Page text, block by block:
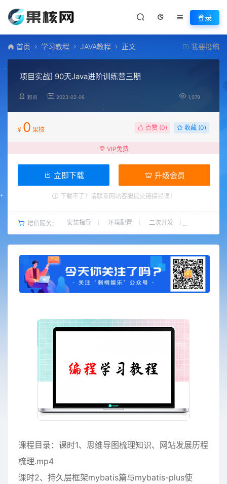
登录
首页 学习教程 JAVA教程 正文 我要投稿
项目实战] 90天Java进阶训练营三期
超哥 2023-02-06 1,079
¥ 0 果核 点赞 (0) 收藏 (0)
VIP免费
立即下载 升级会员
下载不了？请联系网站客服提交链接错误！
增值服务： 安装指导 环境配置 二次开发
课程目录：课时1、思维导图梳理知识、网站发展历程
梳理.mp4
课时2、持久层框架mybatis篇与mybatis-plus使